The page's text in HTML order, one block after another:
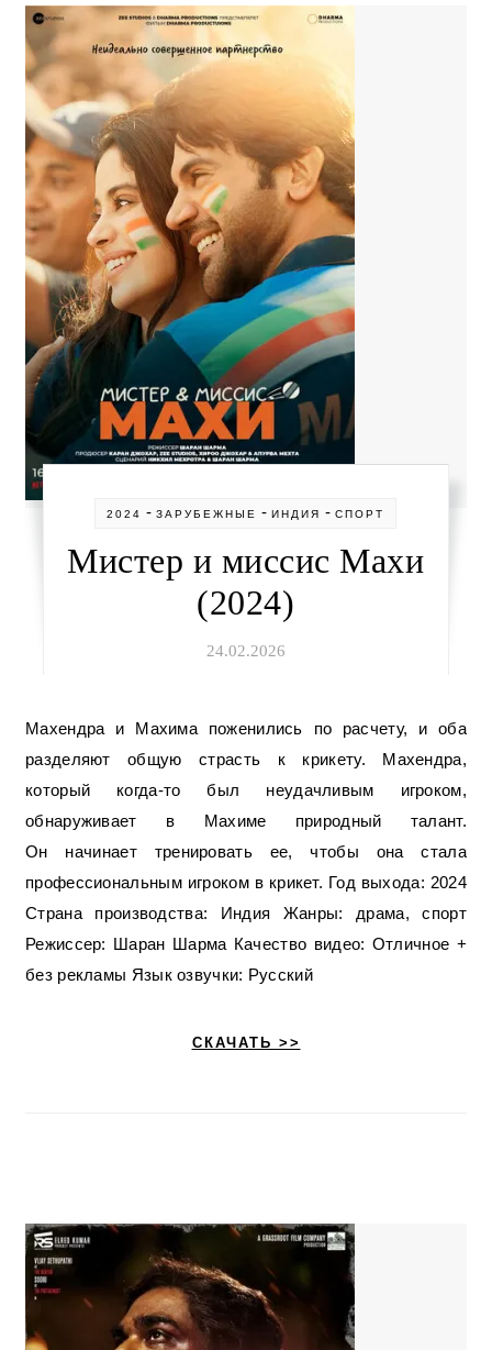
2024 -ЗАРУБЕЖНЫЕ -ИНДИЯ -СПОРТ
Мистер и миссис Махи
(2024)
24.02.2026
Махендра и Махима поженились по расчету, и оба
разделяют общую страсть к крикету. Махендра,
который когда-то был неудачливым игроком,
обнаруживает в Махиме природный талант.
Он начинает тренировать ее, чтобы она стала
профессиональным игроком в крикет. Год выхода: 2024
Страна производства: Индия Жанры: драма, спорт
Режиссер: Шаран Шарма Качество видео: Отличное +
без рекламы Язык озвучки: Русский
СКАЧАТЬ >>